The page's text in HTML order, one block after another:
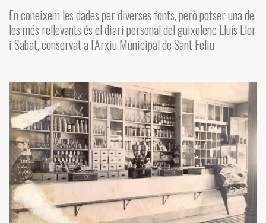
En coneixem les dades per diverses fonts, però potser una de
les més rellevants és el diari personal del guixolenc Lluís Llor
i Sabat, conservat a l’Arxiu Municipal de Sant Feliu